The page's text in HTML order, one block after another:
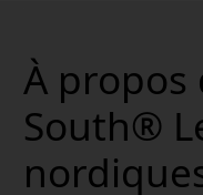
À propos
South®